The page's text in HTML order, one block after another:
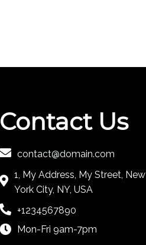
Contact Us
contact@domain.com
1, My Address, My Street, New
York City, NY, USA
+1234567890
Mon-Fri 9am-7pm